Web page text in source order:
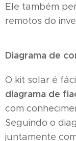
Ele também
remotos do
Diagrama de
O kit solar é
diagrama de
com
Seguindo o
juntamente